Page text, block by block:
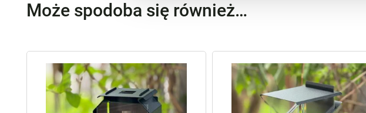
Może spodoba się również…